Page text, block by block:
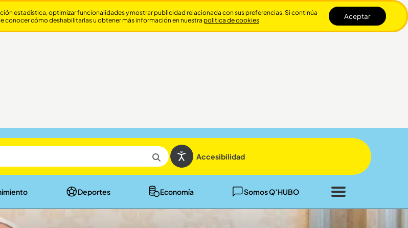
Accesibilidad
Deportes Economía Somos Q’HUBO
Cerrar
estadística, optimizar funcionalidades y mostrar publicidad relacionada con sus preferencias. Si continúa
cómo deshabilitarlas u obtener más información en nuestra politica de cookies Aceptar